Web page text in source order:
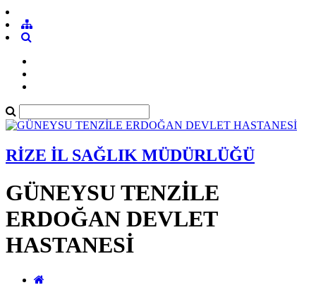
RİZE İL SAĞLIK MÜDÜRLÜĞÜ
GÜNEYSU TENZİLE
ERDOĞAN DEVLET
HASTANESİ